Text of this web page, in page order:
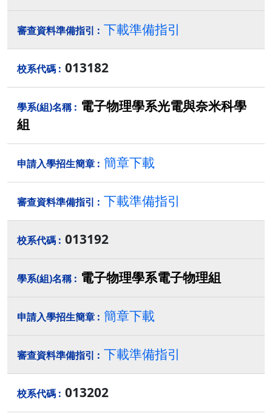
下載準備指引
013182
電子物理學系光電與奈米科學
組
簡章下載
下載準備指引
013192
電子物理學系電子物理組
簡章下載
下載準備指引
013202